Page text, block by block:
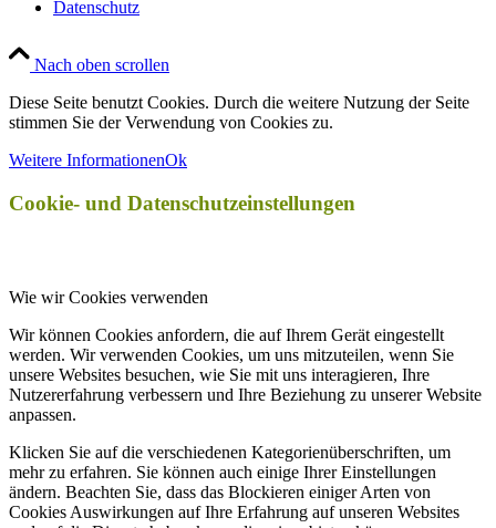
Datenschutz
Nach oben scrollen
Diese Seite benutzt Cookies. Durch die weitere Nutzung der Seite
stimmen Sie der Verwendung von Cookies zu.
Weitere InformationenOk
Cookie- und Datenschutzeinstellungen
Wie wir Cookies verwenden
Wir können Cookies anfordern, die auf Ihrem Gerät eingestellt
werden. Wir verwenden Cookies, um uns mitzuteilen, wenn Sie
unsere Websites besuchen, wie Sie mit uns interagieren, Ihre
Nutzererfahrung verbessern und Ihre Beziehung zu unserer Website
anpassen.
Klicken Sie auf die verschiedenen Kategorienüberschriften, um
mehr zu erfahren. Sie können auch einige Ihrer Einstellungen
ändern. Beachten Sie, dass das Blockieren einiger Arten von
Cookies Auswirkungen auf Ihre Erfahrung auf unseren Websites